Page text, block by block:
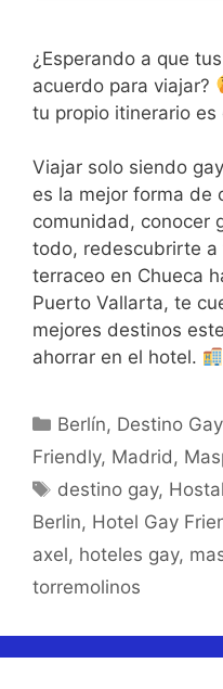
¿Esperando a que
acuerdo para viajar?
tu propio itinerario
Viajar solo siendo
es la mejor forma de
comunidad, conocer
todo, redescubrirte a
terraceo en Chueca
Puerto Vallarta, te
mejores destinos
ahorrar en el hotel.
Categorías
Berlín, Destino
Friendly, Madrid,
Etiquetas
destino gay,
Berlin, Hotel Gay
axel, hoteles gay,
torremolinos